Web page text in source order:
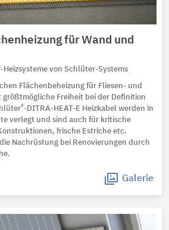
für Wand und
Heizsysteme von Schlüter-Systems
Flächenbeheizung für Fliesen- und
größtmögliche Freiheit bei der Definition
®-DITRA-HEAT-E Heizkabel werden in
verlegt und sind auch für kritische
frische Estriche etc.
Nachrüstung bei Renovierungen durch
Galerie